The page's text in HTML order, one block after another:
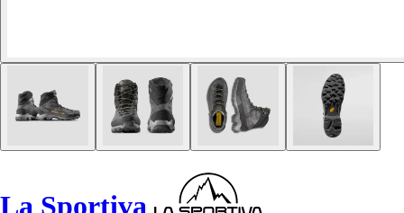
La Sportiva